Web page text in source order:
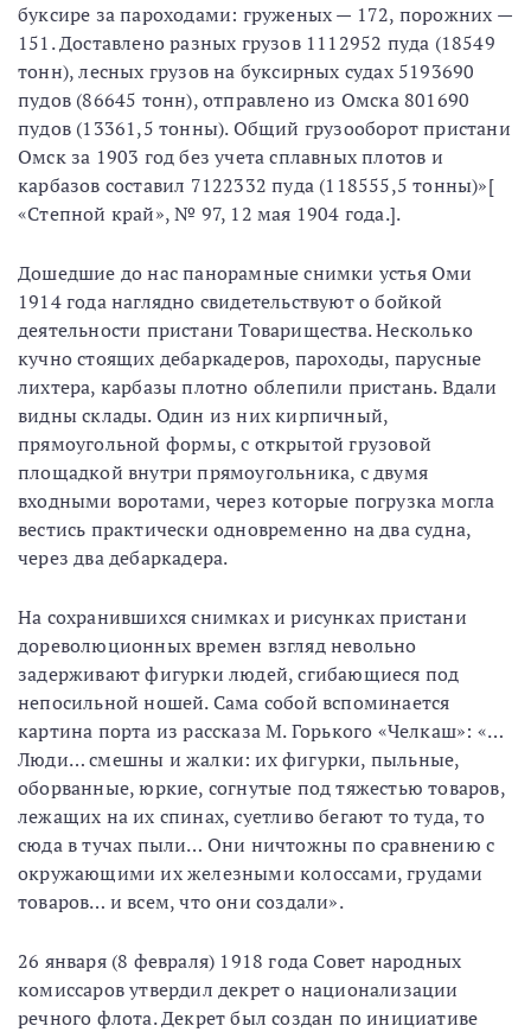
буксире за пароходами: груженых — 172, порожних —
151. Доставлено разных грузов 1112952 пуда (18549
тонн), лесных грузов на буксирных судах 5193690
пудов (86645 тонн), отправлено из Омска 801690
пудов (13361,5 тонны). Общий грузооборот пристани
Омск за 1903 год без учета сплавных плотов и
карбазов составил 7122332 пуда (118555,5 тонны)»[
«Степной край», № 97, 12 мая 1904 года.].
Дошедшие до нас панорамные снимки устья Оми
1914 года наглядно свидетельствуют о бойкой
деятельности пристани Товарищества. Несколько
кучно стоящих дебаркадеров, пароходы, парусные
лихтера, карбазы плотно облепили пристань. Вдали
видны склады. Один из них кирпичный,
прямоугольной формы, с открытой грузовой
площадкой внутри прямоугольника, с двумя
входными воротами, через которые погрузка могла
вестись практически одновременно на два судна,
через два дебаркадера.
На сохранившихся снимках и рисунках пристани
дореволюционных времен взгляд невольно
задерживают фигурки людей, сгибающиеся под
непосильной ношей. Сама собой вспоминается
картина порта из рассказа М. Горького «Челкаш»: «…
Люди… смешны и жалки: их фигурки, пыльные,
оборванные, юркие, согнутые под тяжестью товаров,
лежащих на их спинах, суетливо бегают то туда, то
сюда в тучах пыли… Они ничтожны по сравнению с
окружающими их железными колоссами, грудами
товаров… и всем, что они создали».
26 января (8 февраля) 1918 года Совет народных
комиссаров утвердил декрет о национализации
речного флота. Декрет был создан по инициативе